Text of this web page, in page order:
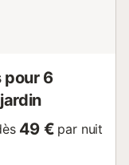
6
49 € par nuit